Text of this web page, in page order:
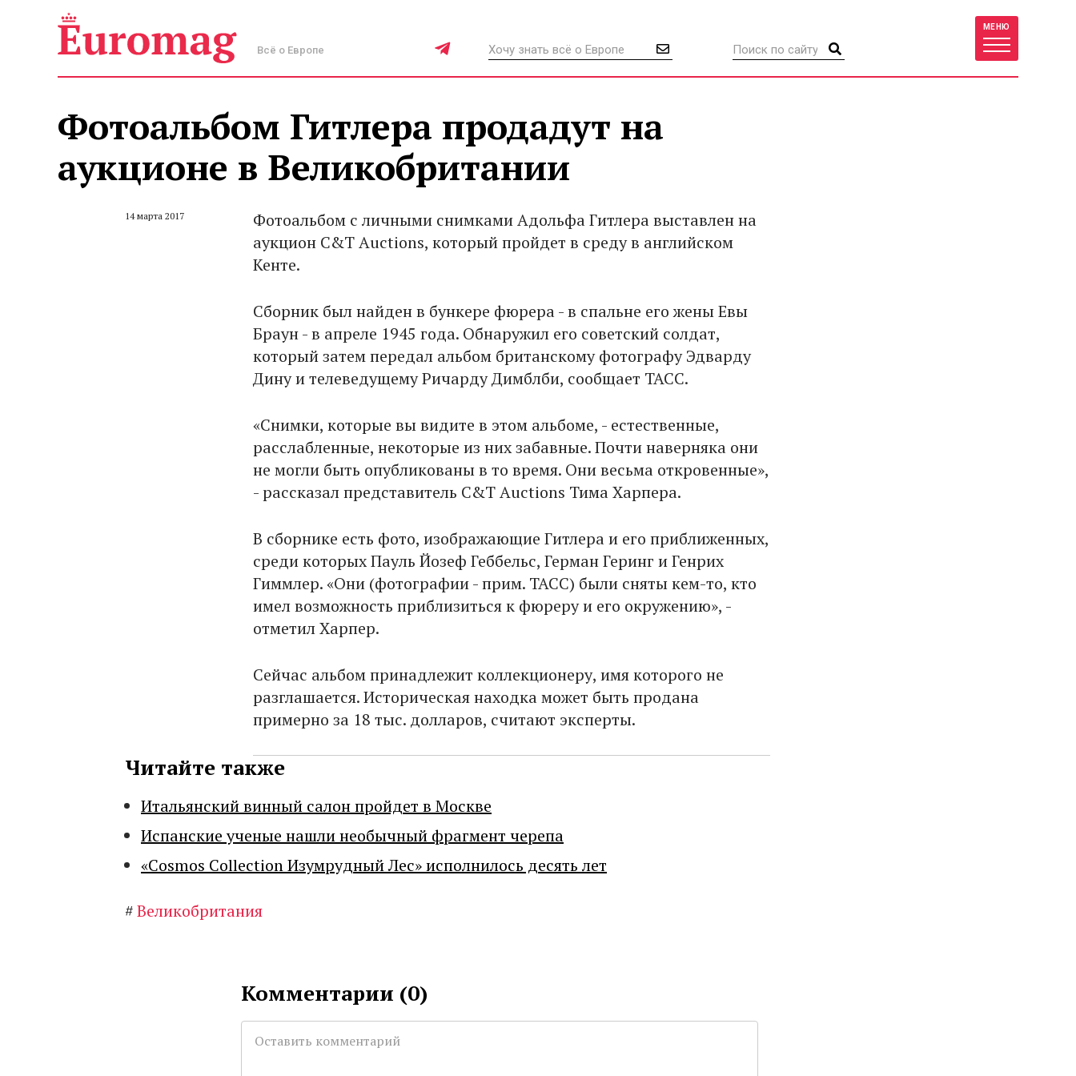
Всё о Европе
МЕНЮ
Фотоальбом Гитлера продадут на
аукционе в Великобритании
14 марта 2017
Фотоальбом с личными снимками Адольфа Гитлера выставлен на
аукцион C&T Auctions, который пройдет в среду в английском
Кенте.
Сборник был найден в бункере фюрера - в спальне его жены Евы
Браун - в апреле 1945 года. Обнаружил его советский солдат,
который затем передал альбом британскому фотографу Эдварду
Дину и телеведущему Ричарду Димблби, сообщает ТАСС.
«Снимки, которые вы видите в этом альбоме, - естественные,
расслабленные, некоторые из них забавные. Почти наверняка они
не могли быть опубликованы в то время. Они весьма откровенные»,
- рассказал представитель C&T Auctions Тима Харпера.
В сборнике есть фото, изображающие Гитлера и его приближенных,
среди которых Пауль Йозеф Геббельс, Герман Геринг и Генрих
Гиммлер. «Они (фотографии - прим. ТАСС) были сняты кем-то, кто
имел возможность приблизиться к фюреру и его окружению», -
отметил Харпер.
Сейчас альбом принадлежит коллекционеру, имя которого не
разглашается. Историческая находка может быть продана
примерно за 18 тыс. долларов, считают эксперты.
Читайте также
Итальянский винный салон пройдет в Москве
Испанские ученые нашли необычный фрагмент черепа
«Cosmos Collection Изумрудный Лес» исполнилось десять лет
#Великобритания
Комментарии (0)